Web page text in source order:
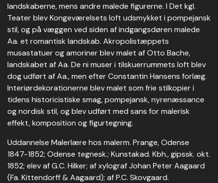
landskaberne, mens andre malede figurerne. I Det kgl.
Teater blev Kongeværelsets loft udsmykket i pompejansk
stil, og på væggen ved siden af indgangsdøren malede
Aa. et romantisk landskab. Akropolistæppets
musastatuer og amoriner blev malet af Otto Bache,
landskabet af Aa. De ni muser i tilskuerrummets loft blev
dog udført af Aa., men efter Constantin Hansens forlæg.
Interiørdekorationerne blev malet som frie stilkopier i
tidens historicistiske smag, pompejansk, nyrenæssance
og nordisk stil, og blev udført med sans for malerisk
effekt, komposition og figurtegning.
Uddannelse Malerlære hos malerm. Prange, Odense
1847-1852; Odense tegnesk.; Kunstakad. Kbh., gipssk. okt.
1852; elev af G.C. Hilker; af xylograf Johan Peter Aagaard
(Fa. Kittendorff & Aagaard); af P.C. Skovgaard.